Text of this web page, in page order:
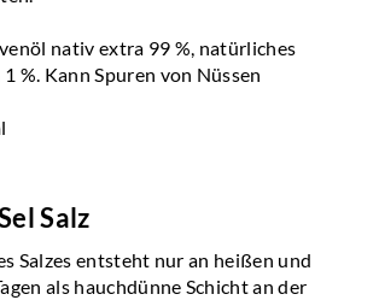
nativ extra 99 %, natürliches
%. Kann Spuren von Nüssen
Salz
Salzes entsteht nur an heißen und
als hauchdünne Schicht an der